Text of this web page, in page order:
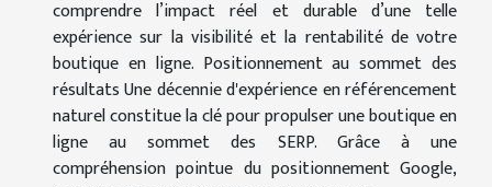
comprendre l’impact réel et durable d’une telle
expérience sur la visibilité et la rentabilité de votre
boutique en ligne. Positionnement au sommet des
résultats Une décennie d'expérience en référencement
naturel constitue la clé pour propulser une boutique en
ligne au sommet des SERP. Grâce à une
compréhension pointue du positionnement Google,